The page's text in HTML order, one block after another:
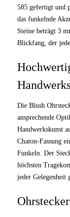
585 gefertigt und
das funkelnde
Steine beträgt 3
Blickfang, der
Die Blush
ansprechende
Handwerkskunst
Chaton-Fassung
Funkeln. Der
höchsten
jeder Gelegenheit